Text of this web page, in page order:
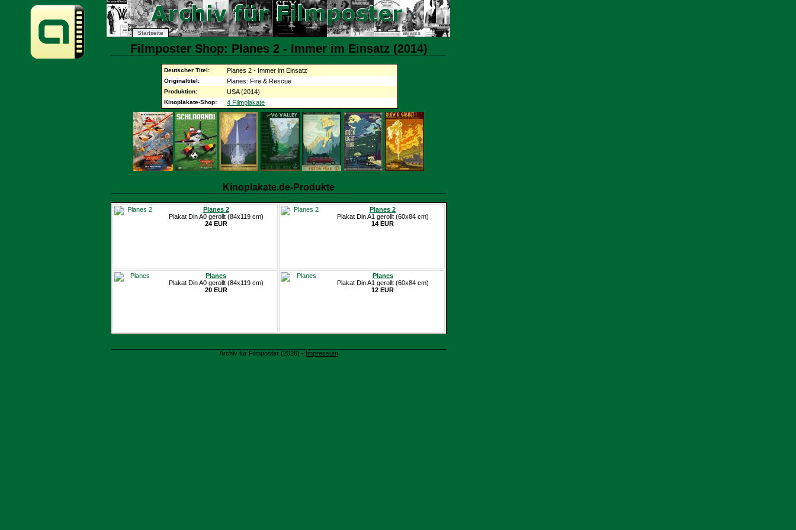
Startseite
Filmposter Shop: Planes 2 - Immer im Einsatz (2014)
Deutscher Titel: Planes 2 - Immer im Einsatz
Originaltitel: Planes: Fire & Rescue
Produktion: USA (2014)
Kinoplakate-Shop: 4 Filmplakate
Kinoplakate.de-Produkte
Planes 2
Plakat Din A0 gerollt (84x119 cm)
24 EUR
Planes 2
Plakat Din A1 gerollt (60x84 cm)
14 EUR
Planes
Plakat Din A0 gerollt (84x119 cm)
20 EUR
Planes
Plakat Din A1 gerollt (60x84 cm)
12 EUR
Archiv für Filmposter (2026) - Impressum